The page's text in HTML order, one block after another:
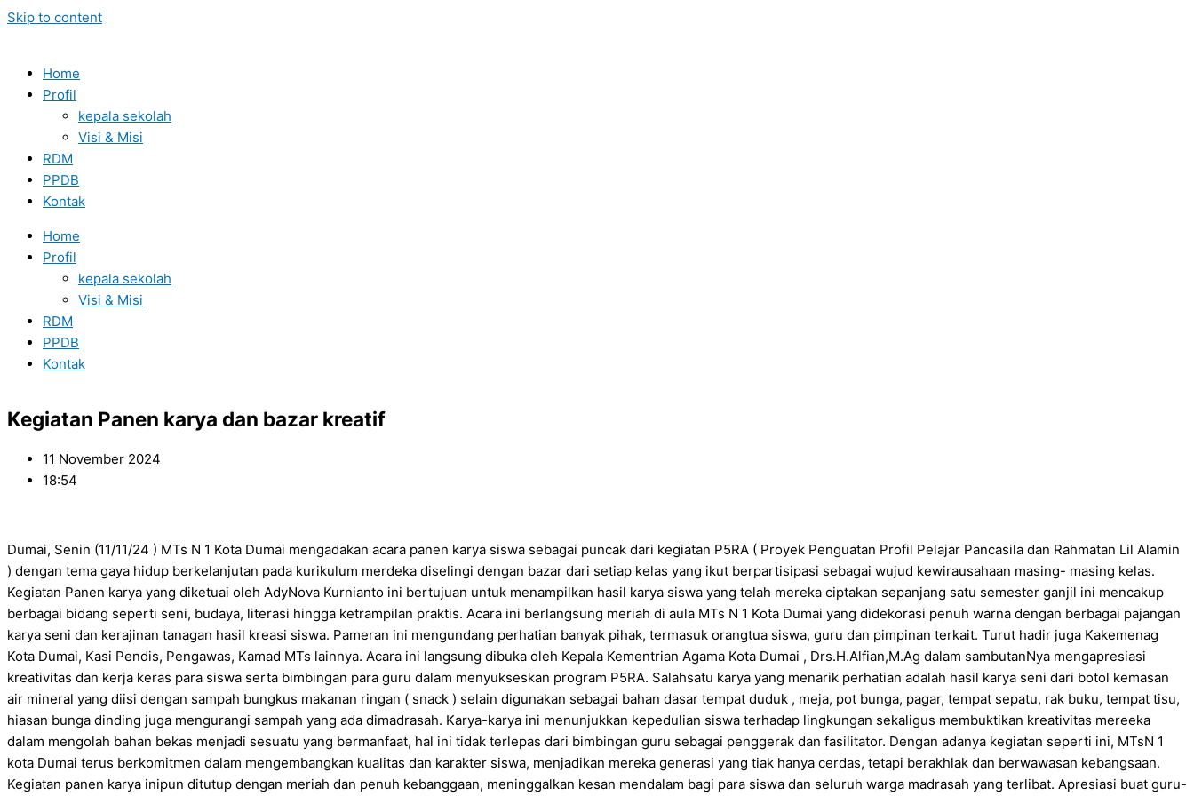
Skip to content
Home
Profil
kepala sekolah
Visi & Misi
RDM
PPDB
Kontak
Home
Profil
kepala sekolah
Visi & Misi
RDM
PPDB
Kontak
Kegiatan Panen karya dan bazar kreatif
11 November 2024
18:54
Dumai, Senin (11/11/24 ) MTs N 1 Kota Dumai mengadakan acara panen karya siswa sebagai puncak dari kegiatan P5RA ( Proyek Penguatan Profil Pelajar Pancasila dan Rahmatan Lil Alamin
) dengan tema gaya hidup berkelanjutan pada kurikulum merdeka diselingi dengan bazar dari setiap kelas yang ikut berpartisipasi sebagai wujud kewirausahaan masing- masing kelas.
Kegiatan Panen karya yang diketuai oleh AdyNova Kurnianto ini bertujuan untuk menampilkan hasil karya siswa yang telah mereka ciptakan sepanjang satu semester ganjil ini mencakup
berbagai bidang seperti seni, budaya, literasi hingga ketrampilan praktis. Acara ini berlangsung meriah di aula MTs N 1 Kota Dumai yang didekorasi penuh warna dengan berbagai pajangan
karya seni dan kerajinan tanagan hasil kreasi siswa. Pameran ini mengundang perhatian banyak pihak, termasuk orangtua siswa, guru dan pimpinan terkait. Turut hadir juga Kakemenag
Kota Dumai, Kasi Pendis, Pengawas, Kamad MTs lainnya. Acara ini langsung dibuka oleh Kepala Kementrian Agama Kota Dumai , Drs.H.Alfian,M.Ag dalam sambutanNya mengapresiasi
kreativitas dan kerja keras para siswa serta bimbingan para guru dalam menyukseskan program P5RA. Salahsatu karya yang menarik perhatian adalah hasil karya seni dari botol kemasan
air mineral yang diisi dengan sampah bungkus makanan ringan ( snack ) selain digunakan sebagai bahan dasar tempat duduk , meja, pot bunga, pagar, tempat sepatu, rak buku, tempat tisu,
hiasan bunga dinding juga mengurangi sampah yang ada dimadrasah. Karya-karya ini menunjukkan kepedulian siswa terhadap lingkungan sekaligus membuktikan kreativitas mereeka
dalam mengolah bahan bekas menjadi sesuatu yang bermanfaat, hal ini tidak terlepas dari bimbingan guru sebagai penggerak dan fasilitator. Dengan adanya kegiatan seperti ini, MTsN 1
kota Dumai terus berkomitmen dalam mengembangkan kualitas dan karakter siswa, menjadikan mereka generasi yang tiak hanya cerdas, tetapi berakhlak dan berwawasan kebangsaan.
Kegiatan panen karya inipun ditutup dengan meriah dan penuh kebanggaan, meninggalkan kesan mendalam bagi para siswa dan seluruh warga madrasah yang terlibat. Apresiasi buat guru-